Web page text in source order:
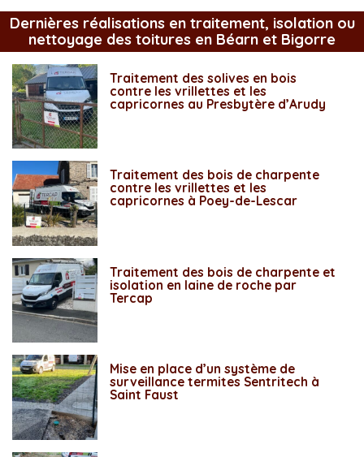
Dernières réalisations en traitement, isolation ou
nettoyage des toitures en Béarn et Bigorre
Traitement des solives en bois
contre les vrillettes et les
capricornes au Presbytère d’Arudy
Traitement des bois de charpente
contre les vrillettes et les
capricornes à Poey-de-Lescar
Traitement des bois de charpente et
isolation en laine de roche par
Tercap
Mise en place d’un système de
surveillance termites Sentritech à
Saint Faust